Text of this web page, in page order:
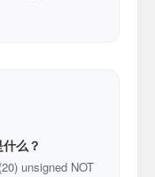
么？
unsigned NOT